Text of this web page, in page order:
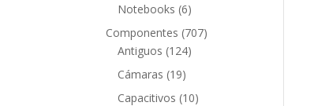
Notebooks 66
productos
Componentes 707707
Antiguos 124124
Cámaras 1919
productos
Capacitivos 1010